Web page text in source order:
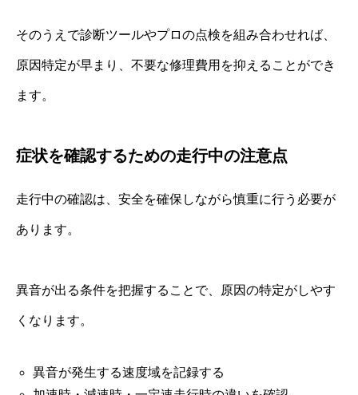
そのうえで診断ツールやプロの点検を組み合わせれば、
原因特定が早まり、不要な修理費用を抑えることができ
ます。
症状を確認するための走行中の注意点
走行中の確認は、安全を確保しながら慎重に行う必要が
あります。
異音が出る条件を把握することで、原因の特定がしやす
くなります。
異音が発生する速度域を記録する